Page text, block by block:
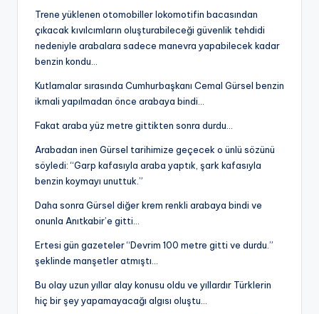
Trene yüklenen otomobiller lokomotifin bacasından
çıkacak kıvılcımların oluşturabileceği güvenlik tehdidi
nedeniyle arabalara sadece manevra yapabilecek kadar
benzin kondu…
Kutlamalar sırasında Cumhurbaşkanı Cemal Gürsel benzin
ikmali yapılmadan önce arabaya bindi…
Fakat araba yüz metre gittikten sonra durdu…
Arabadan inen Gürsel tarihimize geçecek o ünlü sözünü
söyledi: “Garp kafasıyla araba yaptık, şark kafasıyla
benzin koymayı unuttuk.”
Daha sonra Gürsel diğer krem renkli arabaya bindi ve
onunla Anıtkabir’e gitti…
Ertesi gün gazeteler “Devrim 100 metre gitti ve durdu.”
şeklinde manşetler atmıştı…
Bu olay uzun yıllar alay konusu oldu ve yıllardır Türklerin
hiç bir şey yapamayacağı algısı oluştu…